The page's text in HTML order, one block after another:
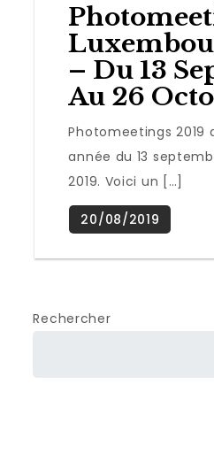
– Du 13
Au 26
Photomeetings 2019
année du 13
2019. Voici un […]
Rechercher